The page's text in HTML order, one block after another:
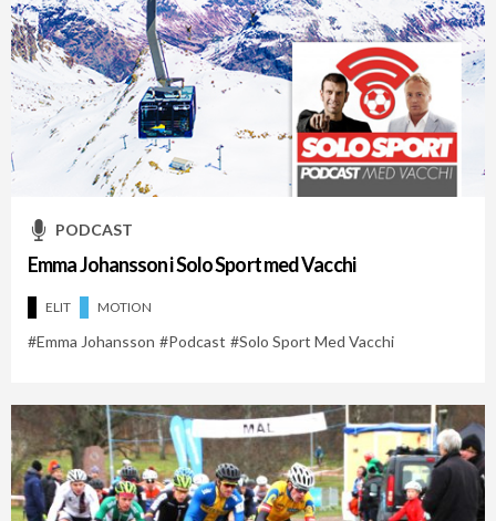
PODCAST
Emma Johansson i Solo Sport med Vacchi
ELIT MOTION
Emma Johansson Podcast Solo Sport Med Vacchi